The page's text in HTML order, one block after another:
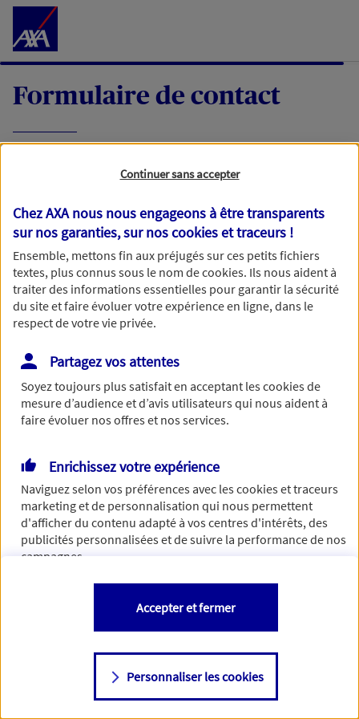
Accéder au Contenu
Formulaire de contact
demande, nous vous répondrons dans les
meilleurs délais par mail ou par téléphone.
Votre message :
Vous disposez de droits sur les informations vous concernant. Pour
plus d’informations,cliquez ici.
Continuer sans accepter
Chez AXA nous nous engageons à être transparents
sur nos garanties, sur noscookies et traceurs !
Ensemble, mettons fin aux préjugés sur ces petits fichiers
textes, plus connus sous le nom decookies. Ils nous aident à
traiter des informations essentielles pour garantir la sécurité
du site et faire évoluer votre expérience en ligne, dans le
respect de votre vie privée.
Partagez vos attentes
Soyez toujours plus satisfait en acceptant lescookiesde
mesure d’audience et d’avis utilisateurs qui nous aident à
faire évoluer nos offres et nos services.
Enrichissez votre expérience
Naviguez selon vos préférences avec lescookies et traceurs
marketing et de personnalisation qui nous permettent
d'afficher du contenu adapté à vos centres d'intérêts, des
publicités personnalisées et de suivre la performance de nos
campagnes.
Vous êtes libre de les accepter, de les refuser comme de
changer d'avis à tout moment en allant sur
Consulter notre politique decookies
Personnaliser les cookies
Accepter et fermer